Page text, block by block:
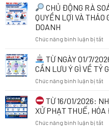
VÀ
CHỦ ĐỘNG RÀ
QUYỀN LỢI VÀ THÁO
DOANH
Chức năng bình luận bị tắtở
TỪ NGÀY 01/7/
CẦN LƯU Ý GÌ VỀ TỶ
Chức năng bình luận bị tắtở
TỪ 16/01/2026:
XỬ PHẠT THUẾ, HÓA
Chức năng bình luận bị tắtở